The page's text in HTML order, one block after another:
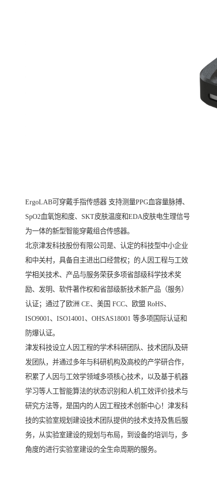
ErgoLAB可穿戴手指传感器 支持测量PPG血容量脉搏、
SpO2血氧饱和度、SKT皮肤温度和EDA皮肤电生理信号
为一体的新型智能穿戴组合传感器。
北京津发科技股份有限公司是、认定的科技型中小企业
和中关村，具备自主进出口经营权；的人因工程与工效
学相关技术、产品与服务荣获多项省部级科学技术奖
励、发明、软件著作权和省部级新技术新产品（服务）
认证；通过了欧洲 CE、美国 FCC、欧盟 RoHS、
ISO9001、ISO14001、OHSAS18001 等多项国际认证和
防爆认证。
津发科技设立人因工程的学术科研团队、技术团队及研
发团队，并通过多年与科研机构及高校的产学研合作，
积累了人因与工效学领域多项核心技术，以及基于机器
学习等人工智能算法的状态识别和人机工效评价技术与
研究方法等，是国内的人因工程技术创新中心！津发科
技的实验室规划建设技术团队提供的技术支持及售后服
务，从实验室建设的规划与布局，到设备的培训与，多
角度的进行实验室建设的全生命周期的服务。